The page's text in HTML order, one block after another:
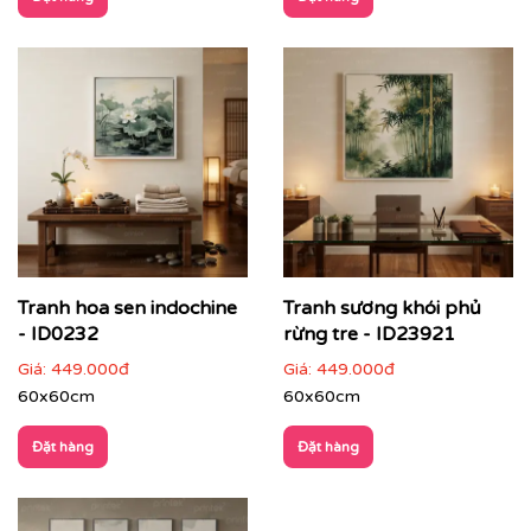
Văn phòng, spa, khách sạn, resort: mang lại cảm
giác nhẹ nhàng, cân bằng năng lượng
Tranh hoa sen indochine
- ID0232
Giá: 449.000đ
60x60cm
Đặt hàng
Tranh sương khói phủ
rừng tre - ID23921
Giá: 449.000đ
60x60cm
Đặt hàng